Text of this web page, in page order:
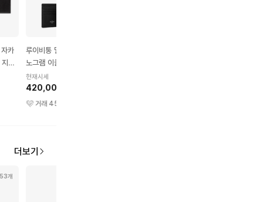
카
갑
루이비통 멀티플 월렛 모
노그램 이클립스
현재시세
420,000원
거래 451
더보기
개